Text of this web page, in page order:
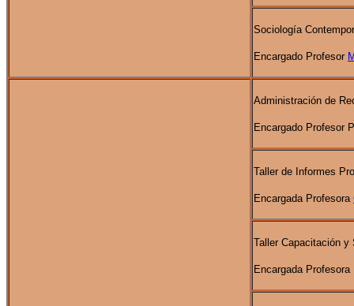
Sociología
Encargado Profesor
Administración de
Encargado Profesor
Taller de Informes
Encargada Profesora
Taller Capacitación y
Encargada